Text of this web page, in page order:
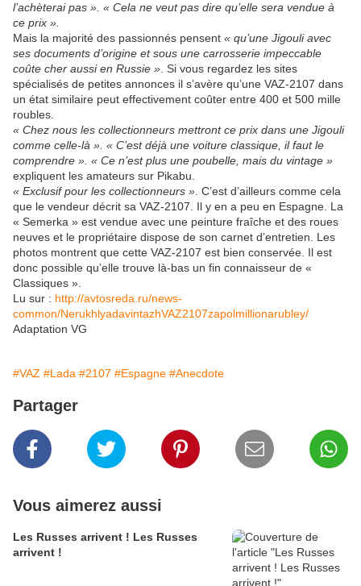
l’achèterai pas ». « Cela ne veut pas dire qu’elle sera vendue à
ce prix ».
Mais la majorité des passionnés pensent « qu’une Jigouli avec
ses documents d’origine et sous une carrosserie impeccable
coûte cher aussi en Russie » . Si vous regardez les sites
spécialisés de petites annonces il s’avère qu’une VAZ-2107 dans
un état similaire peut effectivement coûter entre 400 et 500 mille
roubles.
« Chez nous les collectionneurs mettront ce prix dans une Jigouli
comme celle-là ». « C’est déjà une voiture classique, il faut le
comprendre ». « Ce n’est plus une poubelle, mais du vintage »
expliquent les amateurs sur Pikabu.
« Exclusif pour les collectionneurs » . C’est d’ailleurs comme cela
que le vendeur décrit sa VAZ-2107. Il y en a peu en Espagne. La
« Semerka » est vendue avec une peinture fraîche et des roues
neuves et le propriétaire dispose de son carnet d’entretien. Les
photos montrent que cette VAZ-2107 est bien conservée. Il est
donc possible qu’elle trouve là-bas un fin connaisseur de «
Classiques ».
Lu sur : http://avtosreda.ru/news-
common/NerukhlyadavintazhVAZ2107zapolmillionarubley/
Adaptation VG
#VAZ #Lada #2107 #Espagne #Anecdote
Partager
Vous aimerez aussi
Les Russes arrivent ! Les Russes
arrivent !